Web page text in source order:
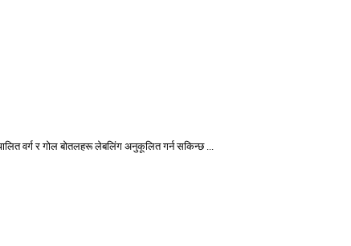
वर्ग र गोल बोतलहरू लेबलिंग अनुकूलित गर्न सकिन्छ ...